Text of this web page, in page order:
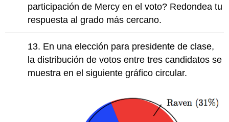
participación de Mercy en el voto? Redondea tu
respuesta al grado más cercano.
13. En una elección para presidente de clase,
la distribución de votos entre tres candidatos se
muestra en el siguiente gráfico circular.